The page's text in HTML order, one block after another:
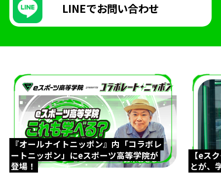
LINEでお問い合わせ
『オールナイトニッポン』内「コラボレ
ートニッポン」にeスポーツ高等学院が
登場！
【eス
とが、